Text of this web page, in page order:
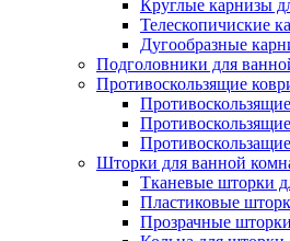
Круглые карнизы
Телескопичиские
Дугообразные
Подголовники для
Противоскользящие
Шторки для ванной
Тканевые шторки
Пластиковые
Прозрачные